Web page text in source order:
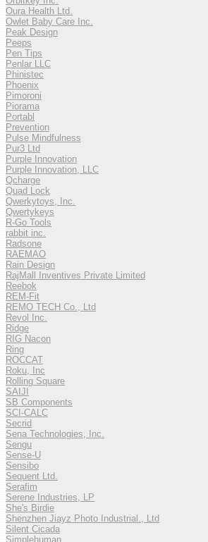
Oura Health Ltd.
Owlet Baby Care Inc.
Peak Design
Peeps
Pen Tips
Penlar LLC
Phinistec
Phoenix
Pimoroni
Piorama
Portabl
Prevention
Pulse Mindfulness
Pur3 Ltd
Purple Innovation
Purple Innovation, LLC
Qcharge
Quad Lock
Qwerkytoys, Inc.
Qwertykeys
R-Go Tools
rabbit inc.
Radsone
RAEMAO
Rain Design
RajMall Inventives Private Limited
Reebok
REM-Fit
REMO TECH Co., Ltd
Revol Inc.
Ridge
RIG Nacon
Ring
ROCCAT
Roku, Inc
Rolling Square
SAIJI
SB Components
SCI-CALC
Secrid
Sena Technologies, Inc.
Sengu
Sense-U
Sensibo
Sequent Ltd.
Serafim
Serene Industries, LP
She's Birdie
Shenzhen Jiayz Photo Industrial., Ltd
Silent Cicada
Simplehuman